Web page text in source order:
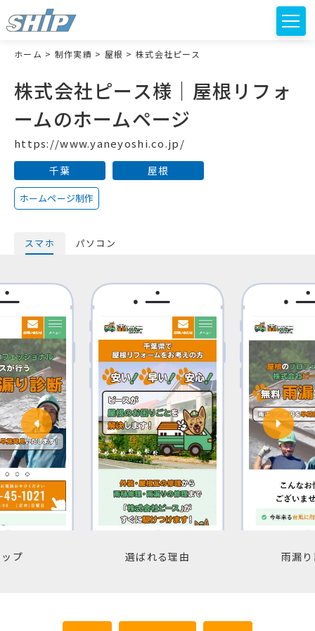
ホーム > 制作実績 > 屋根 >株式会社ピース
株式会社ピース様｜屋根リフォ
ームのホームページ
https://www.yaneyoshi.co.jp/
千葉 屋根
ホームページ制作
スマホ パソコン
プ 選ばれる理由 雨漏